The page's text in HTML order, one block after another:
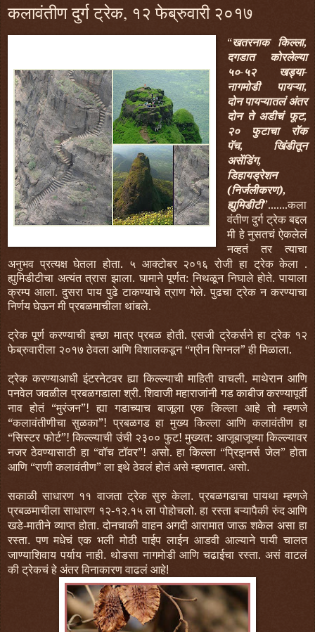
कलावंतीण दुर्ग ट्रेक, १२ फेब्रुवारी २०१७
“खतरनाक किल्ला,
दगडात कोरलेल्या
५०-५२ खड्या-
नागमोडी पायऱ्या,
दोन पायऱ्यातलं अंतर
दोन ते अडीचं फूट,
२० फुटाचा रॉक
पॅच, खिंडीतून
असेंडिंग,
डिहायड्रेशन
(निर्जलीकरण),
ह्युमिडीटी”.......कला
वंतीण दुर्ग ट्रेक बद्दल
मी हे नुसतचं ऐकलेलं
नव्हतं तर त्याचा
अनुभव प्रत्यक्ष घेतला होता.
५ आक्टोबर २०१६ रोजी हा ट्रेक केला .
ह्युमिडीटीचा अत्यंत त्रास झाला. घामाने पूर्णत: निथळून निघाले होते. पायाला
क्रम्प आला. दुसरा पाय पुढे टाकण्याचे त्राण गेले. पुढचा ट्रेक न करण्याचा
निर्णय घेऊन मी प्रबळमाचीला थांबले.
ट्रेक पूर्ण करण्याची इच्छा मात्र प्रबळ होती. एसजी ट्रेकर्सने हा ट्रेक १२
फेब्रुवारीला २०१७ ठेवला आणि विशालकडून “ग्रीन सिग्नल” ही मिळाला.
ट्रेक करण्याआधी इंटरनेटवर ह्या किल्ल्याची माहिती वाचली. माथेरान आणि
पनवेल जवळील प्रबळगडाला श्री. शिवाजी महाराजांनी गड काबीज करण्यापूर्वी
नाव होतं “मुरंजन”! ह्या गडाच्याच बाजूला एक किल्ला आहे तो म्हणजे
“कलावंतीणीचा सुळका”! प्रबळगड हा मुख्य किल्ला आणि कलावंतीण हा
“सिस्टर फोर्ट”! किल्ल्याची उंची २३०० फुट! मुख्यत: आजूबाजूच्या किल्ल्यावर
नजर ठेवण्यासाठी हा “वॉच टॉवर”! असो. हा किल्ला “प्रिझनर्स जेल” होता
आणि “राणी कलावंतीण” ला इथे ठेवलं होतं असे म्हणतात. असो.
सकाळी साधारण ११ वाजता ट्रेक सुरु केला.प्रबळगडाचा पायथा म्हणजे
प्रबळमाचीला साधारण १२-१२.१५ ला पोहोचलो.हा रस्ता बऱ्यापैकी रुंद आणि
खडे-मातीने व्याप्त होता.दोनचाकी वाहन अगदी आरामात जाऊ शकेल असा हा
रस्ता.पण मधेचं एक भली मोठी पाईप लाईन आडवी आल्याने पायी चालत
जाण्याशिवाय पर्याय नाही. थोडसा नागमोडी आणि चढाईचा रस्ता.असं वाटलं
कीट्रेकचंहेअंतरविनाकारणवाढलंआहे!